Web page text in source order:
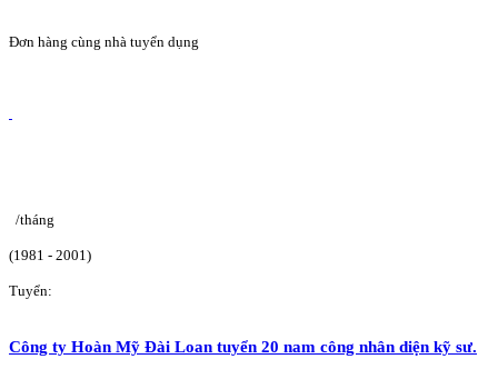
Đơn hàng cùng nhà tuyển dụng
/tháng
(1981 - 2001)
Tuyển:
Công ty Hoàn Mỹ Đài Loan tuyển 20 nam công nhân diện kỹ sư.